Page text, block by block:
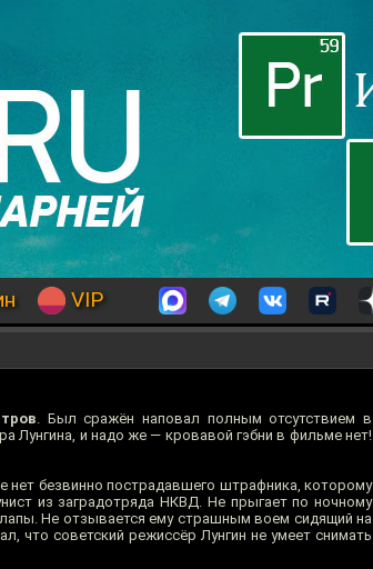
VIP
. Был сражён наповал полным отсутствием в
Лунгина, и надо же — кровавой гэбни в фильме нет!
нет безвинно пострадавшего штрафника, которому
из заградотряда НКВД. Не прыгает по ночному
Не отзывается ему страшным воем сидящий на
что советский режиссёр Лунгин не умеет снимать